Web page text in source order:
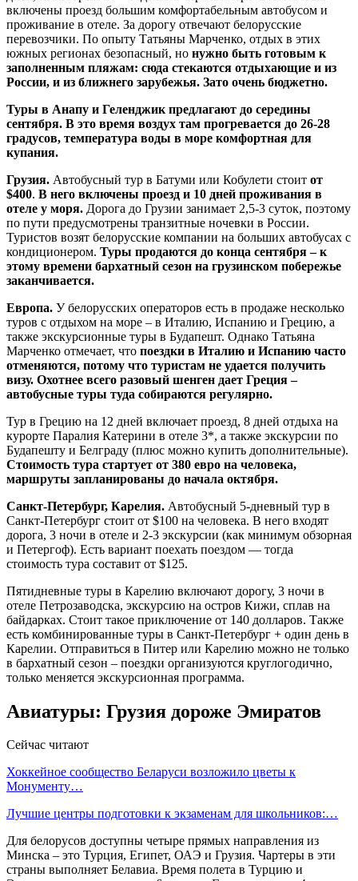
включены проезд большим комфортабельным автобусом и
проживание в отеле. За дорогу отвечают белорусские
перевозчики. По опыту Татьяны Марченко, отдых в этих
южных регионах безопасный, но нужно быть готовым к
заполненным пляжам: сюда стекаются отдыхающие и из
России, и из ближнего зарубежья. Зато очень бюджетно.
Туры в Анапу и Геленджик предлагают до середины
сентября. В это время воздух там прогревается до 26-28
градусов, температура воды в море комфортная для
купания.
Грузия. Автобусный тур в Батуми или Кобулети стоит от
$400. В него включены проезд и 10 дней проживания в
отеле у моря. Дорога до Грузии занимает 2,5-3 суток, поэтому
по пути предусмотрены транзитные ночевки в России.
Туристов возят белорусские компании на больших автобусах с
кондиционером. Туры продаются до конца сентября – к
этому времени бархатный сезон на грузинском побережье
заканчивается.
Европа. У белорусских операторов есть в продаже несколько
туров с отдыхом на море – в Италию, Испанию и Грецию, а
также экскурсионные туры в Будапешт. Однако Татьяна
Марченко отмечает, что поездки в Италию и Испанию часто
отменяются, потому что туристам не удается получить
визу. Охотнее всего разовый шенген дает Греция –
автобусные туры туда собираются регулярно.
Тур в Грецию на 12 дней включает проезд, 8 дней отдыха на
курорте Паралия Катерини в отеле 3*, а также экскурсии по
Будапешту и Белграду (плюс можно купить дополнительные).
Стоимость тура стартует от 380 евро на человека,
маршруты запланированы до начала октября.
Санкт-Петербург, Карелия. Автобусный 5-дневный тур в
Санкт-Петербург стоит от $100 на человека. В него входят
дорога, 3 ночи в отеле и 2-3 экскурсии (как минимум обзорная
и Петергоф). Есть вариант поехать поездом — тогда
стоимость тура составит от $125.
Пятидневные туры в Карелию включают дорогу, 3 ночи в
отеле Петрозаводска, экскурсию на остров Кижи, сплав на
байдарках. Стоит такое приключение от 140 долларов. Также
есть комбинированные туры в Санкт-Петербург + один день в
Карелии. Отправиться в Питер или Карелию можно не только
в бархатный сезон – поездки организуются круглогодично,
только меняется экскурсионная программа.
Авиатуры: Грузия дороже Эмиратов
Сейчас читают
Хоккейное сообщество Беларуси возложило цветы к
Монументу…
Лучшие центры подготовки к экзаменам для школьников:…
Для белорусов доступны четыре прямых направления из
Минска – это Турция, Египет, ОАЭ и Грузия. Чартеры в эти
страны выполняет Белавиа. Время полета в Турцию и